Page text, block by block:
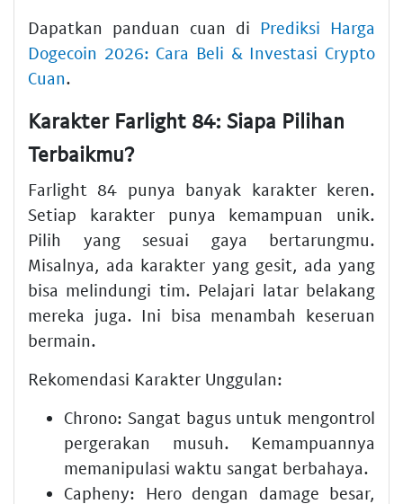
Dapatkan panduan cuan di Prediksi Harga
Dogecoin 2026: Cara Beli & Investasi Crypto
Cuan.
Karakter Farlight 84: Siapa Pilihan
Terbaikmu?
Farlight 84 punya banyak karakter keren.
Setiap karakter punya kemampuan unik.
Pilih yang sesuai gaya bertarungmu.
Misalnya, ada karakter yang gesit, ada yang
bisa melindungi tim. Pelajari latar belakang
mereka juga. Ini bisa menambah keseruan
bermain.
Rekomendasi Karakter Unggulan:
Chrono: Sangat bagus untuk mengontrol
pergerakan musuh. Kemampuannya
memanipulasi waktu sangat berbahaya.
Capheny: Hero dengan damage besar,